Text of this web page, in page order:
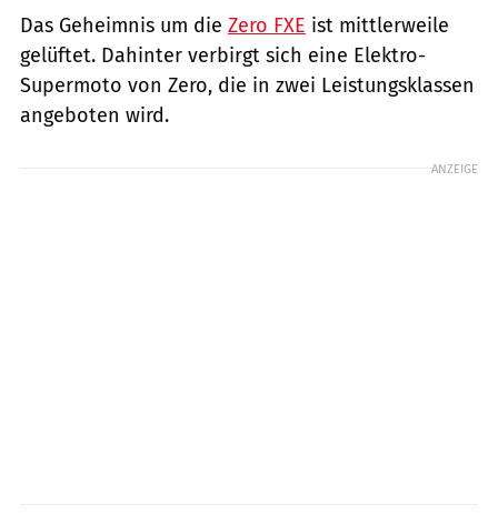
Das Geheimnis um die Zero FXE ist mittlerweile
gelüftet. Dahinter verbirgt sich eine Elektro-
Supermoto von Zero, die in zwei Leistungsklassen
angeboten wird.
ANZEIGE